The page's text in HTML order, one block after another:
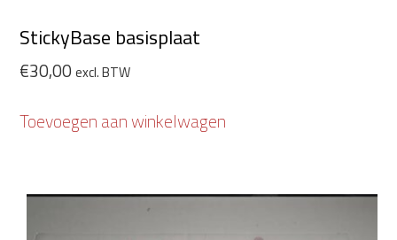
StickyBase basisplaat
€30,00 excl. BTW
Toevoegen aan winkelwagen